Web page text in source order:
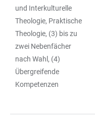
und Interkulturelle
Theologie, Praktische
Theologie, (3) bis zu
zwei Nebenfächer
nach Wahl, (4)
Übergreifende
Kompetenzen